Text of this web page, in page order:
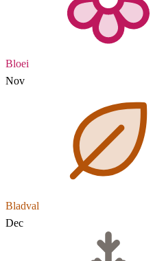
Bloei
Nov
Bladval
Dec